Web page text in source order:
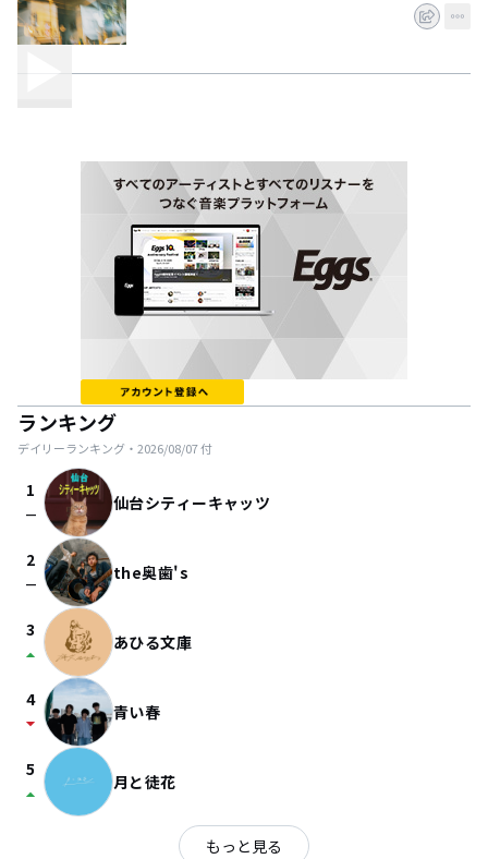
ランキング
デイリーランキング・ 2026/08/07付
1
check_indeterminate_small 仙台シティーキャッツ
2
check_indeterminate_small the奥歯's
3
arrow_drop_up あひる文庫
4
arrow_drop_down 青い春
5
arrow_drop_up 月と徒花
もっと見る